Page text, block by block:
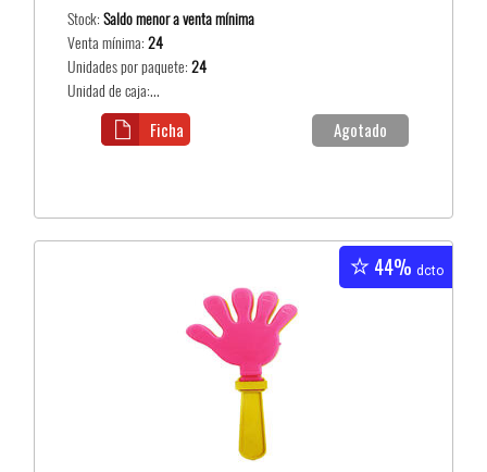
Stock:Saldo menor a venta mínima
Venta mínima:24
Unidades por paquete:24
Unidad de caja:...
Agotado
Ficha
44% dcto